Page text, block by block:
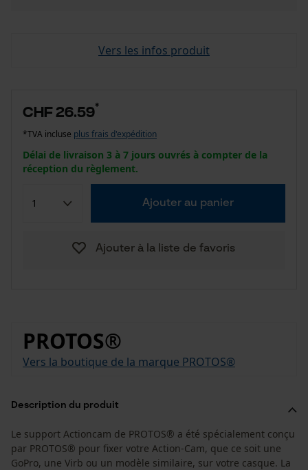
Vers les infos produit
CHF 26.59*
*TVA incluse plus frais d'expédition
Délai de livraison 3 à 7 jours ouvrés à compter de la
réception du règlement.
Ajouter au panier
Ajouter à la liste de favoris
PROTOS®
Vers la boutique de la marque PROTOS®
Description du produit
Le support Actioncam de PROTOS® a été spécialement conçu
par PROTOS® pour fixer votre Action-Cam, que ce soit une
GoPro, une Virb ou un modèle similaire, sur votre casque. La